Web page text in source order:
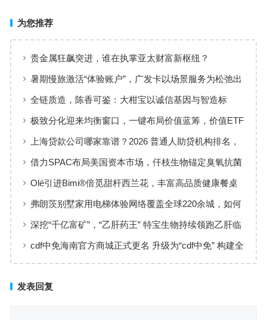
为您推荐
贵金属狂飙突进，谁在执掌亚太财富新枢纽？
暑期慢旅激活“体验账户”，广发卡以场景服务为松弛出
行添彩
全链质造，陈香可鉴：大柑宝以诚信基因与智造标
准，定义新会陈皮高质量发展
极致分化迎来均衡窗口，一键布局价值蓝筹，价值ETF
华夏火热开售
上海贷款公司哪家靠谱？2026 普通人助贷机构排名，
工薪族借钱选择指南
借力SPAC布局美国资本市场，仟枝生物锚定臭氧抗菌
黄金赛道
Olé引进Bimi®倍觅甜杆西兰花，丰富高品质健康餐桌
新选择
弗朗茨别墅家用电梯体验网络覆盖全球220余城，如何
实现高效服务响应
深挖“千亿富矿”，“乙肝药王” 特宝生物持续领跑乙肝临
床治愈
cdf中免海南官方商城正式更名 升级为“cdf中免” 构建全
发表回复